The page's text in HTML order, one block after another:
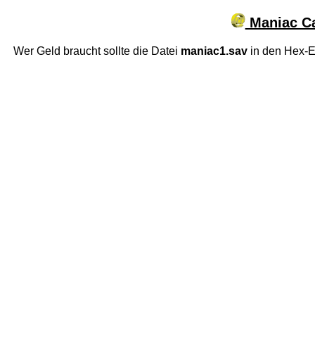
Maniac
Wer Geld braucht sollte die Datei maniac1.savin den Hex-